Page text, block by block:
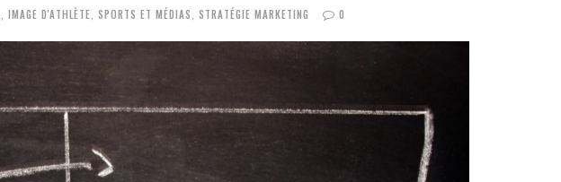
IMAGE D'ATHLÈTE SPORTS ET MÉDIAS STRATÉGIE MARKETING 0